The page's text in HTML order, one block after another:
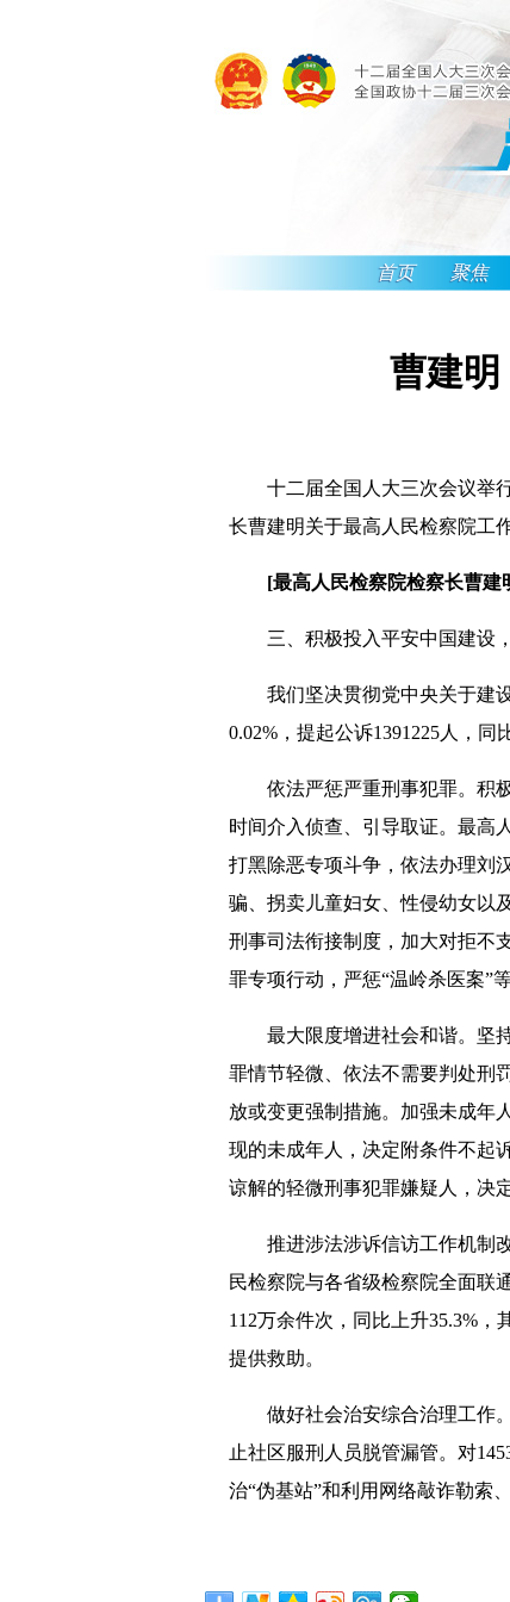
首页 聚焦
曹建明
十二届全国人大三次会议举行
长曹建明关于最高人民检察院工
[最高人民检察院检察长曹建
三、积极投入平安中国建设
我们坚决贯彻党中央关于建设
0.02%，提起公诉1391225人，同
依法严惩严重刑事犯罪。积极
时间介入侦查、引导取证。最高
打黑除恶专项斗争，依法办理刘
骗、拐卖儿童妇女、性侵幼女以
刑事司法衔接制度，加大对拒不
罪专项行动，严惩“温岭杀医案”
最大限度增进社会和谐。坚持
罪情节轻微、依法不需要判处刑
放或变更强制措施。加强未成年
现的未成年人，决定附条件不起
谅解的轻微刑事犯罪嫌疑人，决
推进涉法涉诉信访工作机制改
民检察院与各省级检察院全面联
112万余件次，同比上升35.3%
提供救助。
做好社会治安综合治理工作。
止社区服刑人员脱管漏管。对
治“伪基站”和利用网络敲诈勒索